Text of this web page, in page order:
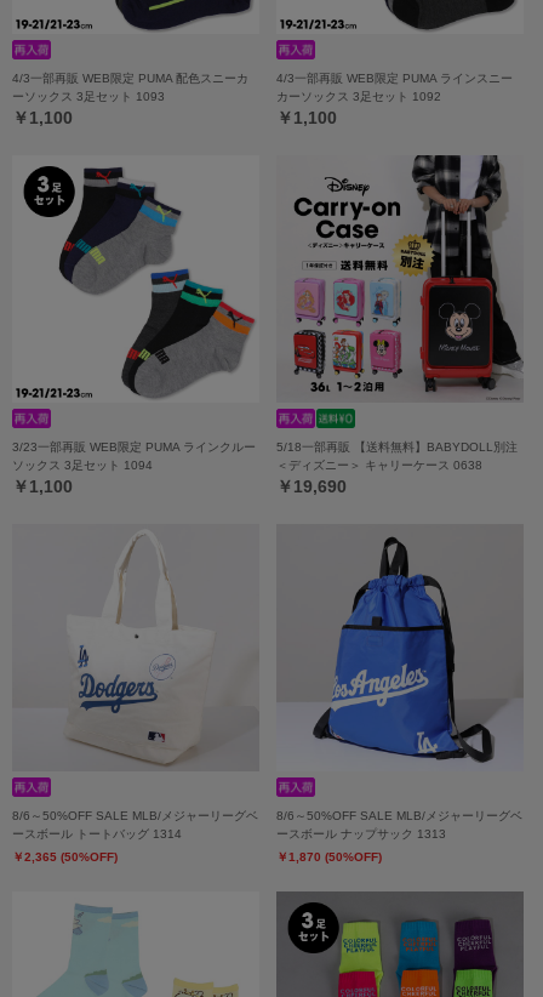
4/3一部再販 WEB限定 PUMA 配色スニーカ
ーソックス 3足セット 1093
￥1,100
4/3一部再販 WEB限定 PUMA ラインスニー
カーソックス 3足セット 1092
￥1,100
3/23一部再販 WEB限定 PUMA ラインクルー
ソックス 3足セット 1094
￥1,100
5/18一部再販 【送料無料】BABYDOLL別注
＜ディズニー＞ キャリーケース 0638
￥19,690
8/6～50%OFF SALE MLB/メジャーリーグベ
ースボール トートバッグ 1314
￥2,365 (50%OFF)
8/6～50%OFF SALE MLB/メジャーリーグベ
ースボール ナップサック 1313
￥1,870 (50%OFF)